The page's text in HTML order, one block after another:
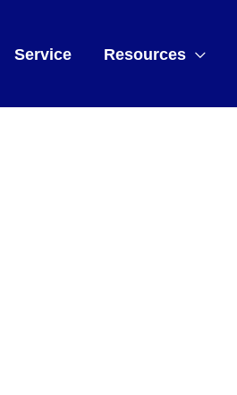
Service Resources